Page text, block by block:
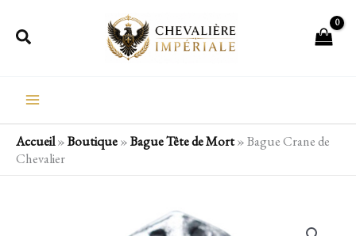
Rechercher
Accueil»Boutique»Bague Tête de Mort»Bague Crane de
Chevalier